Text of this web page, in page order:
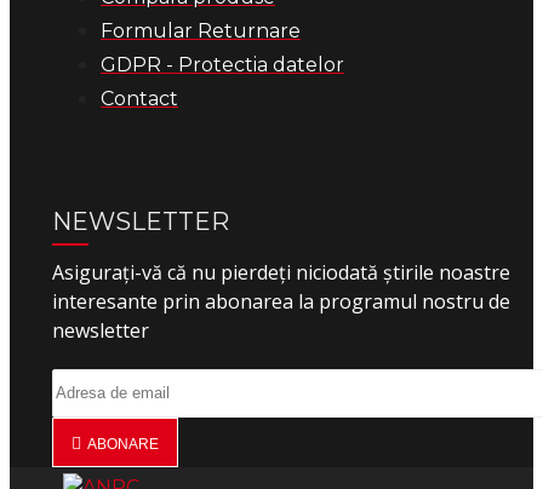
Formular Returnare
GDPR - Protectia datelor
Contact
NEWSLETTER
Asigurați-vă că nu pierdeți niciodată știrile noastre
interesante prin abonarea la programul nostru de
newsletter
ABONARE